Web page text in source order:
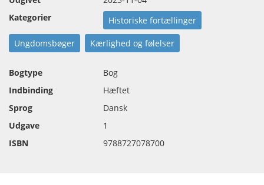
Kategorier
Historiske fortællinger
Ungdomsbøger Kærlighed og følelser
Bogtype
Bog
Indbinding
Hæftet
Sprog
Dansk
Udgave
1
ISBN
9788727078700